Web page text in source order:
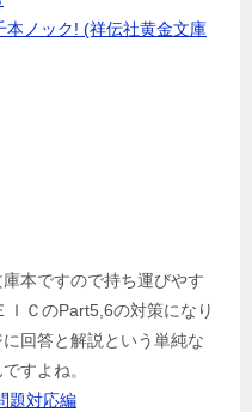
本ノック! (祥伝社黄金文庫
本ですので持ち運びやす
ＩＣのPart5,6の対策になり
回答と解説という単純な
すよね。
題対応編